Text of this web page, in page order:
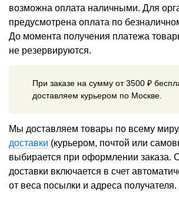
возможна оплата наличными. Для
предусмотрена оплата по
До момента получения платежа
не резервируются.
При заказе на сумму от 3500 ₽
доставляем курьером по Москве.
Мы доставляем товары по всему миру.
доставки (курьером, почтой или
выбирается при оформлении заказа.
доставки включается в счет
от веса посылки и адреса получателя.